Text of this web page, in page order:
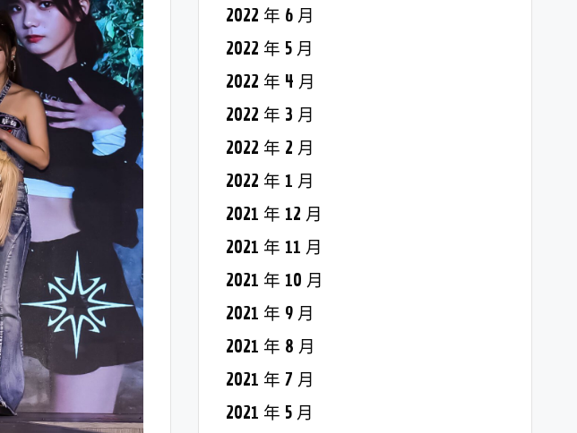
2022 年 6 月
2022 年 5 月
2022 年 4 月
2022 年 3 月
2022 年 2 月
2022 年 1 月
2021 年 12 月
2021 年 11 月
2021 年 10 月
2021 年 9 月
2021 年 8 月
2021 年 7 月
2021 年 5 月